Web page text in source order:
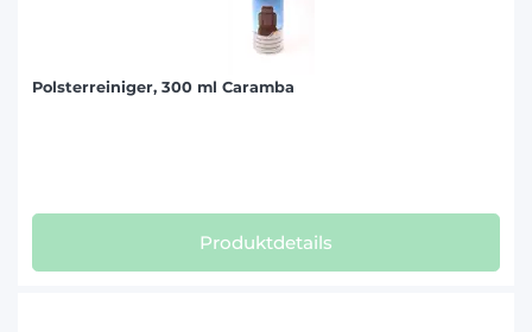
Polsterreiniger, 300 ml Caramba
Produktdetails